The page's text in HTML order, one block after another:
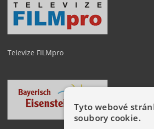
Televize FILMpro
Tyto webové
soubory cookie.